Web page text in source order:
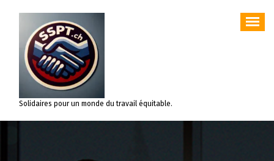
contenu
Solidaires pour un monde du travail équitable.